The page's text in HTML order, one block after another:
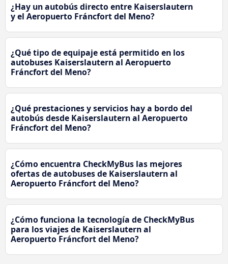
¿Hay un autobús directo entre Kaiserslautern
y el Aeropuerto Fráncfort del Meno?
¿Qué tipo de equipaje está permitido en los
autobuses Kaiserslautern al Aeropuerto
Fráncfort del Meno?
¿Qué prestaciones y servicios hay a bordo del
autobús desde Kaiserslautern al Aeropuerto
Fráncfort del Meno?
¿Cómo encuentra CheckMyBus las mejores
ofertas de autobuses de Kaiserslautern al
Aeropuerto Fráncfort del Meno?
¿Cómo funciona la tecnología de CheckMyBus
para los viajes de Kaiserslautern al
Aeropuerto Fráncfort del Meno?